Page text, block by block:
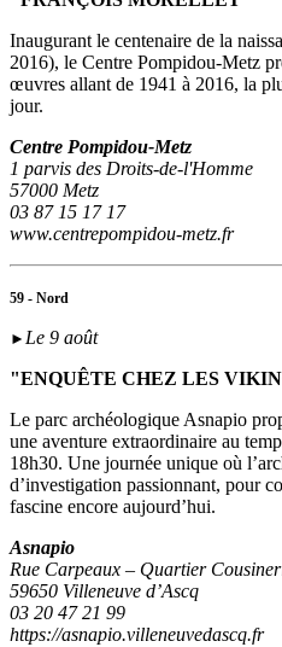
Inaugurant le centenaire de la
2016), le Centre Pompidou-Metz
œuvres allant de 1941 à 2016, la
jour.
Centre Pompidou-Metz
1 parvis des Droits-de-l'Homme
57000 Metz
03 87 15 17 17
www.centrepompidou-metz.fr
59 - Nord
► Le 9 août
"ENQUÊTE CHEZ LES
Le parc archéologique Asnapio
une aventure extraordinaire au
18h30. Une journée unique où
d’investigation passionnant, pour
fascine encore aujourd’hui.
Asnapio
Rue Carpeaux – Quartier
59650 Villeneuve d’Ascq
03 20 47 21 99
https://asnapio.villeneuvedascq.fr